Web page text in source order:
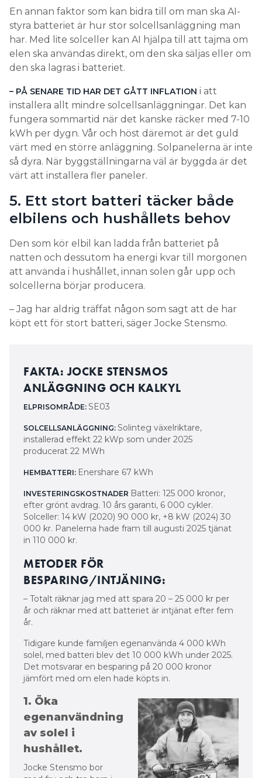
installera allt mindre solcellsanläggningar. Det kan
fungera sommartid när det kanske räcker med 7-10
kWh per dygn. Vår och höst däremot är det guld
värt med en större anläggning. Solpanelerna är inte
så dyra. När byggställningarna väl är byggda är det
5. Ett stort batteri täcker både
elbilens och hushållets behov
Den som kör elbil kan ladda från batteriet på
natten och dessutom ha energi kvar till morgonen
att använda i hushållet, innan solen går upp och
– Jag har aldrig träffat någon som sagt att de har
köpt ett för stort batteri, säger Jocke Stensmo.
FAKTA: JOCKE STENSMOS
ANLÄGGNING OCH KALKYL
ELPRISOMRÅDE:SE03
Solinteg växelriktare,
HEMBATTERI:Enershare 67 kWh
Batteri: 125 000 kronor,
efter grönt avdrag. 10 års garanti, 6 000 cykler.
000 kr. Panelerna hade fram till augusti 2025 tjänat
in 110 000 kr.
METODER FÖR
– Totalt räknar jag med att spara 20 – 25 000 kr per
år och räknar med att batteriet är intjänat efter fem
år.
Tidigare kunde familjen egenanvända 4 000 kWh
solel, med batteri blev det 10 000 kWh under 2025.
Det motsvarar en besparing på 20 000 kronor
jämfört med om elen hade köpts in.
Jocke Stensmo, Foto:
Privat.
1. Öka
egenanvändning
hushållet.
Jocke Stensmo bor
med fru och tre barn i
Trollhättan. Utöver villan
har de en stor verkstad
och elanvändningen per
år är 24 000 kWh.
Sommartid producerar solcellerna 150-180 kWh per
dag. I februari-mars producerar solcellerna 50-70
kWh, men finns ingenting över att spara i batteriet.